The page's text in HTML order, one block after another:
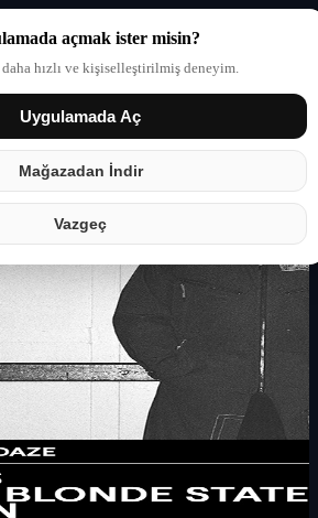
açmak ister misin?
hızlı ve kişiselleştirilmiş deneyim.
Uygulamada Aç
Mağazadan İndir
Vazgeç